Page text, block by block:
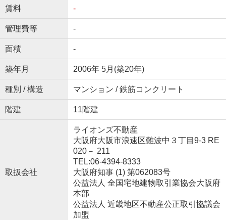
賃料 -
管理費等 -
面積 -
築年月 2006年 5月(築20年)
種別 / 構造 マンション / 鉄筋コンクリート
階建 11階建
取扱会社
ライオンズ不動産
大阪府大阪市浪速区難波中３丁目9-3 RE
020－ 211
TEL:06-4394-8333
大阪府知事 (1) 第062083号
公益法人 全国宅地建物取引業協会大阪府
本部
公益法人 近畿地区不動産公正取引協議会
加盟